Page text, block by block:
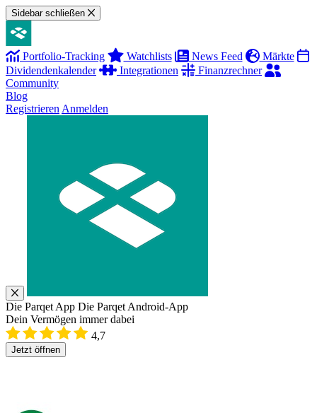
Sidebar schließen
Portfolio-Tracking Watchlists News Feed
Märkte
Dividendenkalender
Integrationen
Finanzrechner
Community
Blog
Registrieren Anmelden
Die Parqet App Die Parqet Android-App
Dein Vermögen immer dabei
4,7
Jetzt öffnen